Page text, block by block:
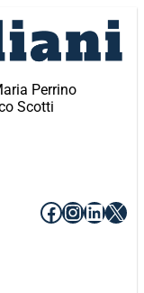
Perrino
Scotti
Facebook
X